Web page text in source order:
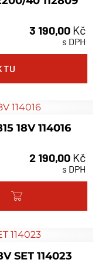
3 190,00 Kč
s DPH
18V 114016
2 190,00 Kč
s DPH
SET 114023